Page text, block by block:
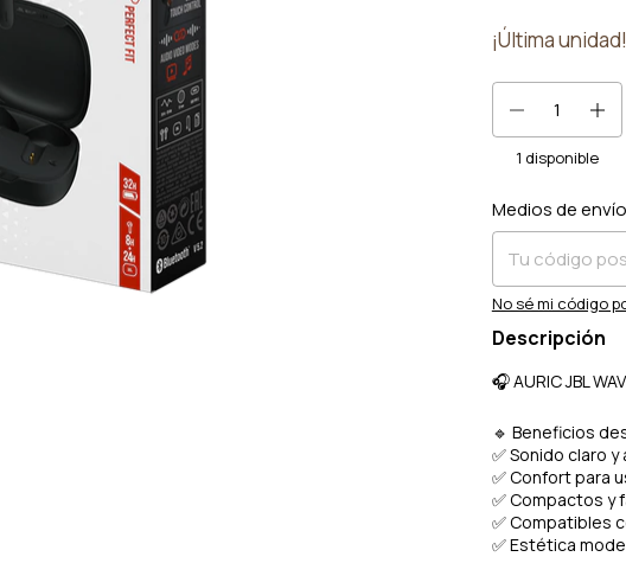
¡Última unidad!
1 disponible
Entregas para el
Medios de envío
No sé mi código
Descripción
🎧 AURIC JBL
🔹 Beneficios
✅ Sonido claro
✅ Confort para
✅ Compactos y
✅ Compatibles
✅ Estética